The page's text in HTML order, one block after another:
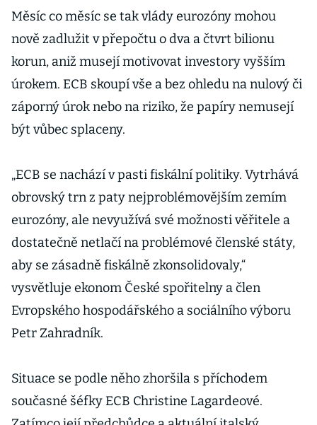
Měsíc co měsíc se tak vlády eurozóny mohou
nově zadlužit v přepočtu o dva a čtvrt bilionu
korun, aniž musejí motivovat investory vyšším
úrokem. ECB skoupí vše a bez ohledu na nulový či
záporný úrok nebo na riziko, že papíry nemusejí
být vůbec splaceny.
„ECB se nachází v pasti fiskální politiky. Vytrhává
obrovský trn z paty nejproblémovějším zemím
eurozóny, ale nevyužívá své možnosti věřitele a
dostatečně netlačí na problémové členské státy,
aby se zásadně fiskálně zkonsolidovaly,“
vysvětluje ekonom České spořitelny a člen
Evropského hospodářského a sociálního výboru
Petr Zahradník.
Situace se podle něho zhoršila s příchodem
současné šéfky ECB Christine Lagardeové.